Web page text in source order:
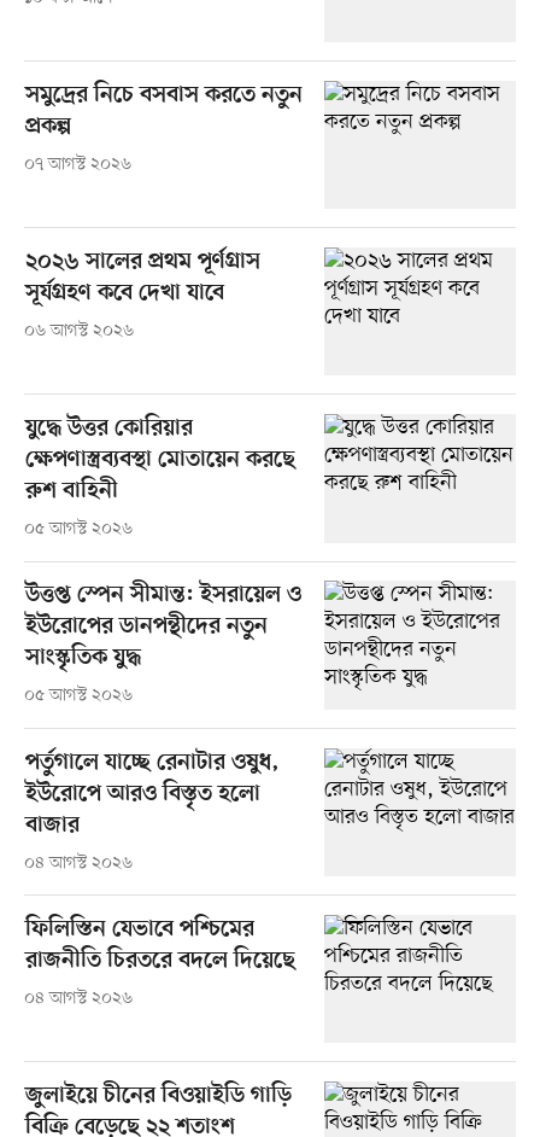
সমুদ্রের নিচে বসবাস করতে নতুন
প্রকল্প
০৭ আগস্ট ২০২৬
২০২৬ সালের প্রথম পূর্ণগ্রাস
সূর্যগ্রহণ কবে দেখা যাবে
০৬ আগস্ট ২০২৬
যুদ্ধে উত্তর কোরিয়ার
ক্ষেপণাস্ত্রব্যবস্থা মোতায়েন করছে
রুশ বাহিনী
০৫ আগস্ট ২০২৬
উত্তপ্ত স্পেন সীমান্ত: ইসরায়েল ও
ইউরোপের ডানপন্থীদের নতুন
সাংস্কৃতিক যুদ্ধ
০৫ আগস্ট ২০২৬
পর্তুগালে যাচ্ছে রেনাটার ওষুধ,
ইউরোপে আরও বিস্তৃত হলো
বাজার
০৪ আগস্ট ২০২৬
ফিলিস্তিন যেভাবে পশ্চিমের
রাজনীতি চিরতরে বদলে দিয়েছে
০৪ আগস্ট ২০২৬
জুলাইয়ে চীনের বিওয়াইডি গাড়ি
বিক্রি বেড়েছে ২২ শতাংশ